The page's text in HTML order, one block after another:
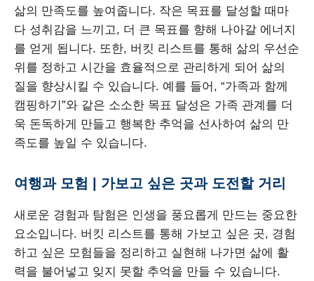
삶의 만족도를 높여줍니다. 작은 목표를 달성할 때마
다 성취감을 느끼고, 더 큰 목표를 향해 나아갈 에너지
를 얻게 됩니다. 또한, 버킷 리스트를 통해 삶의 우선순
위를 정하고 시간을 효율적으로 관리하게 되어 삶의
질을 향상시킬 수 있습니다. 예를 들어, “가족과 함께
캠핑하기”와 같은 소소한 목표 달성은 가족 관계를 더
욱 돈독하게 만들고 행복한 추억을 선사하여 삶의 만
족도를 높일 수 있습니다.
여행과 모험 | 가보고 싶은 곳과 도전할 거리
새로운 경험과 탐험은 인생을 풍요롭게 만드는 중요한
요소입니다. 버킷 리스트를 통해 가보고 싶은 곳, 경험
하고 싶은 모험들을 정리하고 실현해 나가면 삶에 활
력을 불어넣고 잊지 못할 추억을 만들 수 있습니다.